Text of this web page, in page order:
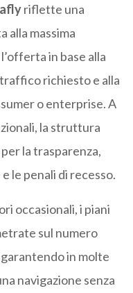
riflette una
alla massima
in base alla
richiesto e alla
o enterprise. A
la struttura
la trasparenza,
le penali di recesso.
occasionali, i piani
sul numero
in molte
navigazione senza